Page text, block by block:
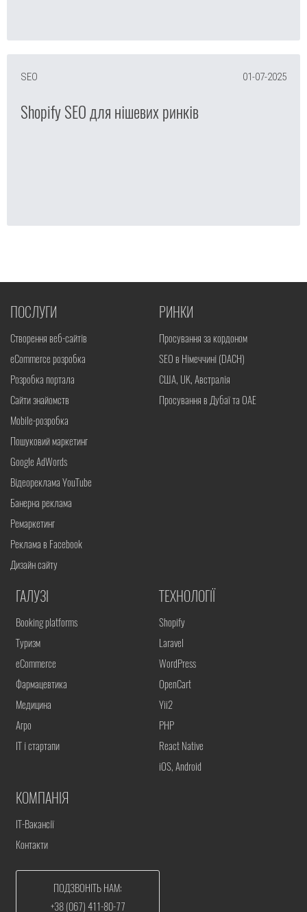
SEO 01-07-2025
Shopify SEO для нішевих ринків
ПОСЛУГИ
Створення веб-сайтів
eCommerce розробка
Розробка портала
Сайти знайомств
Mobile-розробка
Пошуковий маркетинг
Google AdWords
Відеореклама YouTube
Банерна реклама
Ремаркетинг
Реклама в Facebook
Дизайн сайту
РИНКИ
Просування за кордоном
SEO в Німеччині (DACH)
США, UK, Австралія
Просування в Дубаї та ОАЕ
ГАЛУЗІ
Booking platforms
Туризм
eCommerce
Фармацевтика
Медицина
Агро
IT і стартапи
ТЕХНОЛОГІЇ
Shopify
Laravel
WordPress
OpenCart
Yii2
PHP
React Native
iOS, Android
КОМПАНІЯ
IT-Вакансії
Контакти
ПОДЗВОНІТЬ НАМ:
+38 (067) 411-80-77